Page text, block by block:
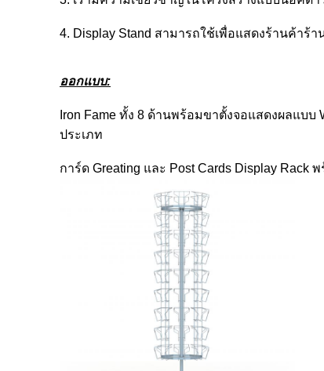
4. Display Stand สามารถใช้เพื่อแสดงร้านค้าร้
ออกแบบ:
Iron Fame ทั้ง 8 ด้านพร้อมขาตั้งจอแสดงผลแบ
ประเภท
การ์ด Greating และ Post Cards Display Rack